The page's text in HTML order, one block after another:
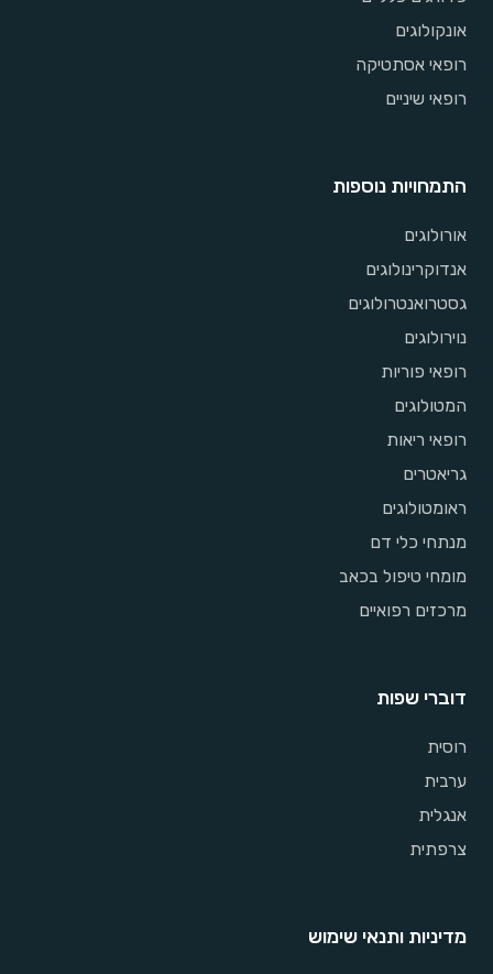
אונקולוגים
רופאי אסתטיקה
רופאי שיניים
התמחויות נוספות
אורולוגים
אנדוקרינולוגים
גסטרואנטרולוגים
נוירולוגים
רופאי פוריות
המטולוגים
רופאי ריאות
גריאטרים
ראומטולוגים
מנתחי כלי דם
מומחי טיפול בכאב
מרכזים רפואיים
דוברי שפות
רוסית
ערבית
אנגלית
צרפתית
מדיניות ותנאי שימוש